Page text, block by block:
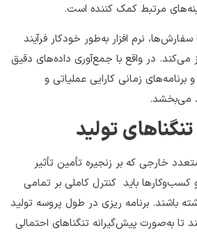
مرتبط کمک کننده است.
نرم افزار به‌طور خودکار فرآیند
در واقع با جمع‌آوری داده‌های دقیق
برنامه‌های زمانی کارایی عملیاتی و
می‌بخشد.
خارجی که بر زنجیره تأمین تأثیر
کسب‌وکارها باید کنترل کاملی بر تمامی
باشند. برنامه ریزی در طول پروسه تولید
به‌صورت پیش‌گیرانه تنگناهای احتمالی